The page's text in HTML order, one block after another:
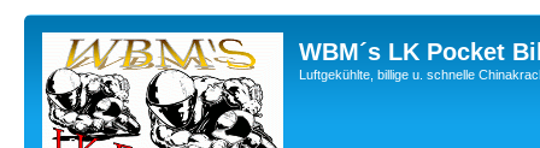
WBM´s LK Pocket
Luftgekühlte, billige u. schnelle